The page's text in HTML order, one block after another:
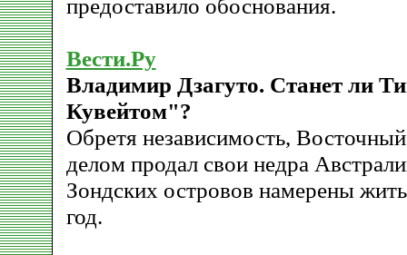
предоставило обоснования.
Вести.Ру
Владимир Дзагуто. Станет ли
Кувейтом"?
Обретя независимость,
делом продал свои недра
Зондских островов намерены
год.